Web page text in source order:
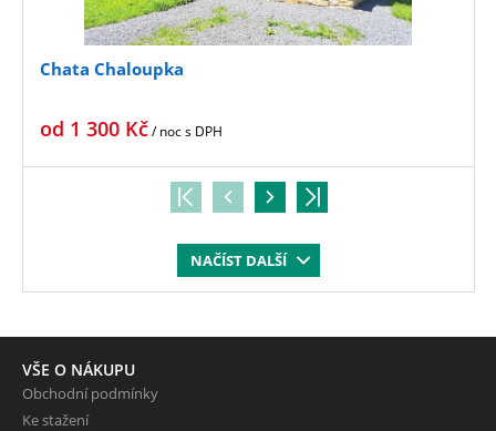
Chata Chaloupka
od 1 300 Kč/ nocs DPH
NAČÍST DALŠÍ
VŠE O NÁKUPU
Obchodní podmínky
Ke stažení